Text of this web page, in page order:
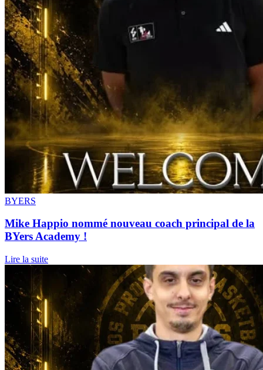
BYERS
Mike Happio nommé nouveau coach principal de la
BYers Academy !
Lire la suite